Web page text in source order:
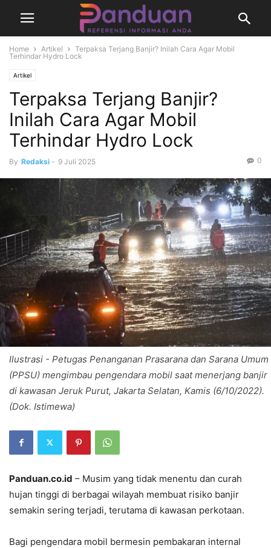
Home Artikel
Terpaksa Terjang Banjir? Inilah Cara Agar Mobil
Terhindar Hydro Lock
Artikel
Terpaksa Terjang Banjir?
Inilah Cara Agar Mobil
Terhindar Hydro Lock
By Redaksi - 9 Juli 2025 0
Ilustrasi - Petugas Penanganan Prasarana dan Sarana Umum
(PPSU) mengimbau pengendara mobil saat menerjang banjir
di kawasan Jeruk Purut, Jakarta Selatan, Kamis (6/10/2022).
(Dok. Istimewa)
Panduan.co.id – Musim yang tidak menentu dan curah
hujan tinggi di berbagai wilayah membuat risiko banjir
semakin sering terjadi, terutama di kawasan perkotaan.
Bagi pengendara mobil bermesin pembakaran internal